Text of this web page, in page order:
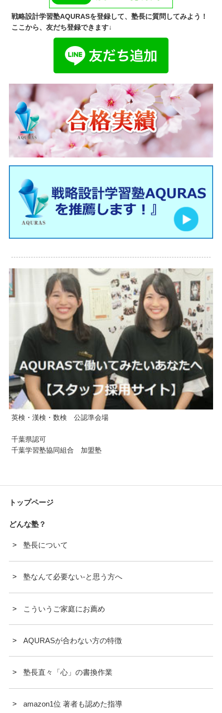
戦略設計学習塾AQURASを登録して、塾長に質問してみよう！
ここから、友だち登録できます↓
英検・漢検・数検 公認準会場
千葉県認可
千葉学習塾協同組合 加盟塾
トップページ
どんな塾？
塾長について
塾なんて必要ない-と思う方へ
こういうご家庭にお薦め
AQURASが合わない方の特徴
塾長直々「心」の書換作業
amazon1位 著者も認めた指導